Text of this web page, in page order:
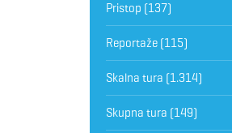
Pristop (137)
Reportaže(115)
Skalna tura (1.314)
Skupna tura (149)